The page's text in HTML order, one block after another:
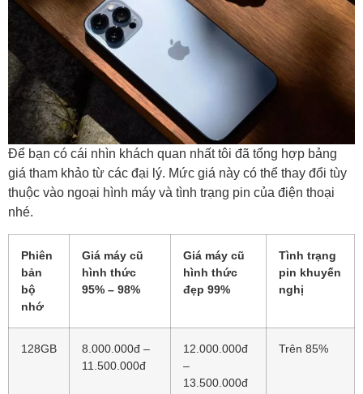
Để bạn có cái nhìn khách quan nhất tôi đã tổng hợp bảng
giá tham khảo từ các đại lý. Mức giá này có thể thay đổi tùy
thuộc vào ngoại hình máy và tình trạng pin của điện thoại
nhé.
Phiên
bản
bộ
nhớ
Giá máy cũ
hình thức
95% – 98%
Giá máy cũ
hình thức
đẹp 99%
Tình trạng
pin khuyến
nghị
128GB
8.000.000đ –
11.500.000đ
12.000.000đ
–
13.500.000đ
Trên 85%